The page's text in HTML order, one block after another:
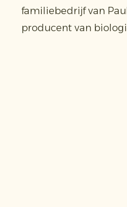
familiebedrijf van
producent van